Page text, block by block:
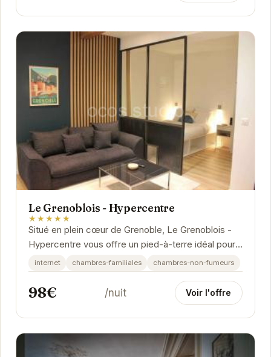
Le Grenoblois - Hypercentre
★★★★★
Situé en plein cœur de Grenoble, Le Grenoblois -
Hypercentre vous offre un pied-à-terre idéal pour
explorer les charmes de cette ville dynamique....
internet chambres-familiales chambres-non-fumeurs
98€ /nuit Voir l'offre